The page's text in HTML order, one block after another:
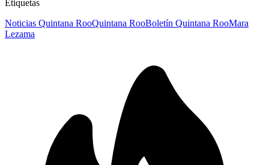
Etiquetas
Noticias Quintana RooQuintana RooBoletín Quintana RooMara
Lezama